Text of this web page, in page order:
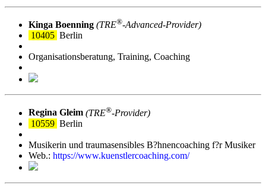
Kinga Boenning (TRE®‑Advanced-Provider)
10405 Berlin
Organisationsberatung, Training, Coaching
Regina Gleim (TRE®‑Provider)
10559 Berlin
Musikerin und traumasensibles B?hnencoaching f?r Musiker
Web.: https://www.kuenstlercoaching.com/